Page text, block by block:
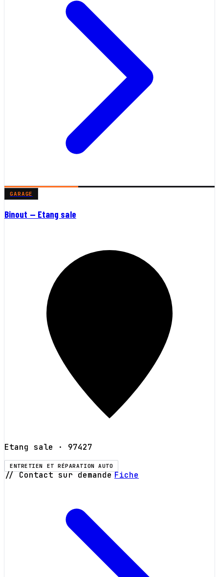
GARAGE
Binout — Etang sale
Etang sale · 97427
ENTRETIEN ET RÉPARATION AUTO
// Contact sur demande Fiche